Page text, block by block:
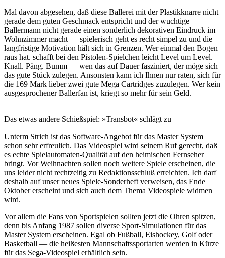
Mal davon abgesehen, daß diese Ballerei mit der Plastikknarre nicht
gerade dem guten Geschmack entspricht und der wuchtige
Ballermann nicht gerade einen sonderlich dekorativen Eindruck im
Wohnzimmer macht — spielerisch geht es recht simpel zu und die
langfristige Motivation hält sich in Grenzen. Wer einmal den Bogen
raus hat. schafft bei den Pistolen-Spielchen leicht Level um Level.
Knall. Päng. Bumm — wen das auf Dauer fasziniert, der möge sich
das gute Stück zulegen. Ansonsten kann ich Ihnen nur raten, sich für
die 169 Mark lieber zwei gute Mega Cartridges zuzulegen. Wer kein
ausgesprochener Ballerfan ist, kriegt so mehr für sein Geld.
Das etwas andere Schießspiel: »Transbot« schlägt zu
Unterm Strich ist das Software-Angebot für das Master System
schon sehr erfreulich. Das Videospiel wird seinem Ruf gerecht, daß
es echte Spielautomaten-Qualität auf den heimischen Fernseher
bringt. Vor Weihnachten sollen noch weitere Spiele erscheinen, die
uns leider nicht rechtzeitig zu Redaktionsschluß erreichten. Ich darf
deshalb auf unser neues Spiele-Sonderheft verweisen, das Ende
Oktober erscheint und sich auch dem Thema Videospiele widmen
wird.
Vor allem die Fans von Sportspielen sollten jetzt die Ohren spitzen,
denn bis Anfang 1987 sollen diverse Sport-Simulationen für das
Master System erscheinen. Egal ob Fußball, Eishockey, Golf oder
Basketball — die heißesten Mannschaftssportarten werden in Kürze
für das Sega-Videospiel erhältlich sein.